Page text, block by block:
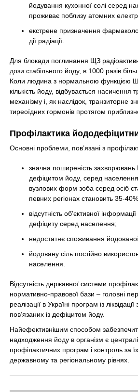
йодування кухонної солі серед
проживає поблизу атомних
екстрене призначення
дії радіації.
Для блокади поглинання ЩЗ
дози стабільного йоду, в 1000 разів
Коли людина з нормальною функцією
кількість йоду, відбувається насичення
механізму і, як наслідок, транзиторне
тиреоїдних гормонів протягом
Профілактика
Основні проблеми, пов’язані з
значна поширеність захворювань
дефіцитом йоду, серед
вузлових форм зоба серед осіб
певних регіонах становить 35-
відсутність об’єктивної
дефіциту серед населення;
недостатнє споживання
йодовану сіль постійно
населення.
Відсутність державної системи
нормативно-правової бази – головні
реалізації в Україні програм із
пов’язаних із дефіцитом йоду.
Найефективнішим способом
надходження йоду в організм є
профілактичних програм і контроль за
державному та регіональному рівнях.